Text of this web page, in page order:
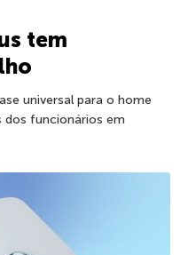
tem
universal para o home
funcionários em